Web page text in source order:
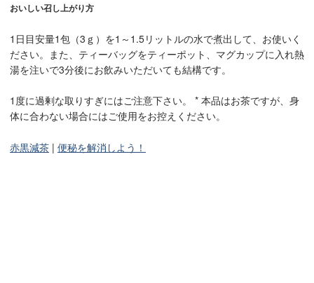
おいしい召し上がり方
1日目安量1包（3ｇ）を1～1.5リットルの水で煮出して、お使いく
ださい。また、ティーバッグをティーポット、マグカップに入れ熱
湯を注いで3分後にお飲みいただいても結構です。
1度に過剰な取りすぎにはご注意下さい。 * 本品はお茶ですが、身
体に合わない場合にはご使用をお控えください。
赤黒減茶 | 便秘を解消しよう！